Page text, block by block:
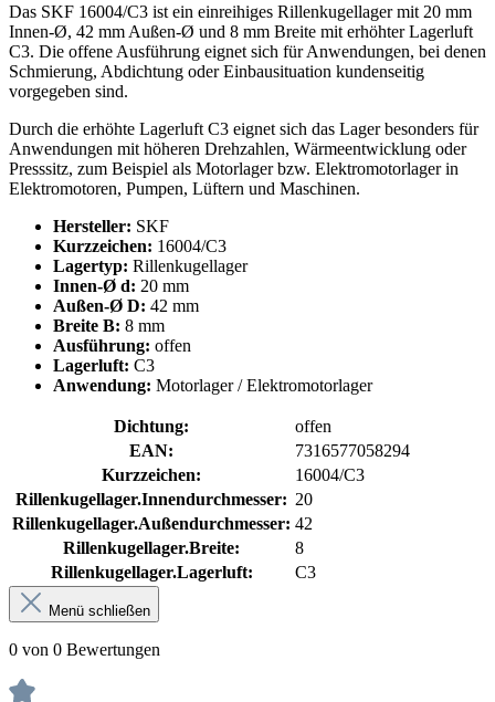
Das SKF 16004/C3 ist ein einreihiges Rillenkugellager mit 20 mm
Innen-Ø, 42 mm Außen-Ø und 8 mm Breite mit erhöhter Lagerluft
C3. Die offene Ausführung eignet sich für Anwendungen, bei denen
Schmierung, Abdichtung oder Einbausituation kundenseitig
vorgegeben sind.
Durch die erhöhte Lagerluft C3 eignet sich das Lager besonders für
Anwendungen mit höheren Drehzahlen, Wärmeentwicklung oder
Presssitz, zum Beispiel als Motorlager bzw. Elektromotorlager in
Elektromotoren, Pumpen, Lüftern und Maschinen.
Hersteller: SKF
Kurzzeichen: 16004/C3
Lagertyp: Rillenkugellager
Innen-Ø d: 20 mm
Außen-Ø D: 42 mm
Breite B: 8 mm
Ausführung: offen
Lagerluft: C3
Anwendung: Motorlager / Elektromotorlager
Dichtung:
offen
EAN:
7316577058294
Kurzzeichen:
16004/C3
Rillenkugellager.Innendurchmesser: 20
Rillenkugellager.Außendurchmesser: 42
Rillenkugellager.Breite:
8
Rillenkugellager.Lagerluft:
C3
Menü schließen
0 von 0 Bewertungen